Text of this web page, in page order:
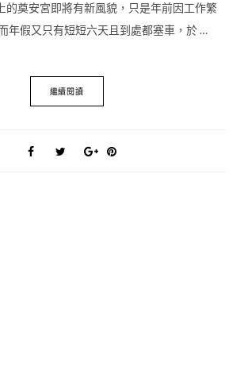
的奠安宮即將有新風貌，只是年前因工作繁
年假又只有短短六天且到處都塞車，於 …
繼續閱讀